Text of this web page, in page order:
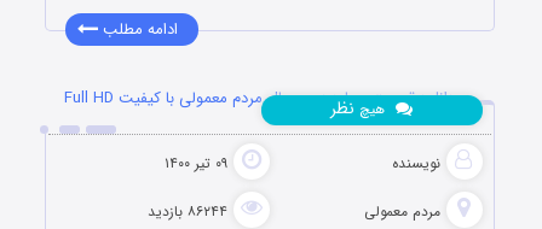
ادامه مطلب
دانلود قسمت چهاردهم سریال مردم معمولی با کیفیت Full HD
نویسنده ۰۹ تیر ۱۴۰۰
مردم معمولی ۸۶۲۴۴ بازدید
هیچ نظر